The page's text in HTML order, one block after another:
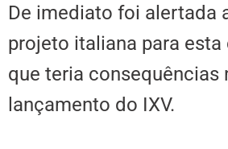
De imediato foi alertada
projeto italiana para
que teria consequências
lançamento do IXV.